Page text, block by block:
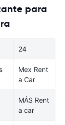
para
24
Mex Rent
a Car
MÁS Rent
a car